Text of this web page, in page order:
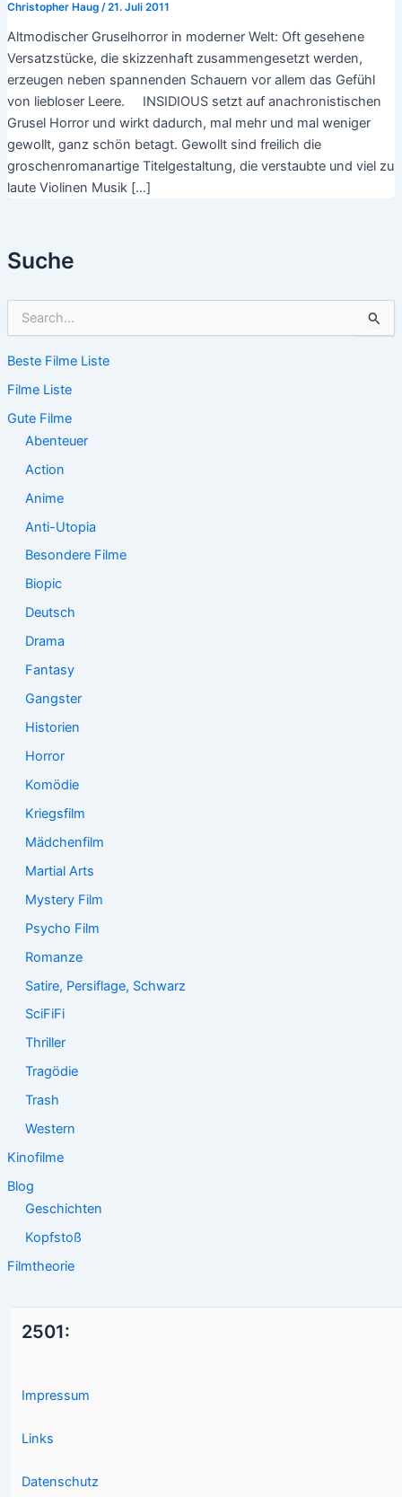
Suche
h
n
n
Beste Filme Liste
Filme Liste
Gute Filme
Abenteuer
Action
Anime
Anti-Utopia
Besondere Filme
Biopic
Deutsch
Drama
Fantasy
Gangster
Historien
Horror
Komödie
Kriegsfilm
Mädchenfilm
Martial Arts
Mystery Film
Psycho Film
Romanze
Satire, Persiflage, Schwarz
SciFiFi
Thriller
Tragödie
Trash
Western
Kinofilme
Blog
Geschichten
Kopfstoß
Filmtheorie
Christopher Haug /21. Juli 2011
Altmodischer Gruselhorror in moderner Welt: Oft gesehene
Versatzstücke, die skizzenhaft zusammengesetzt werden,
erzeugen neben spannenden Schauern vor allem das Gefühl
von liebloser Leere. INSIDIOUS setzt auf anachronistischen
Grusel Horror und wirkt dadurch, mal mehr und mal weniger
gewollt, ganz schön betagt. Gewollt sind freilich die
groschenromanartige Titelgestaltung, die verstaubte und viel zu
laute Violinen Musik […]
2501:
Impressum
Links
Datenschutz